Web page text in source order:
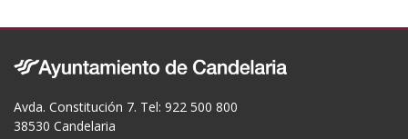
o
o
k
Avda. Constitución 7. Tel: 922 500 800
38530 Candelaria